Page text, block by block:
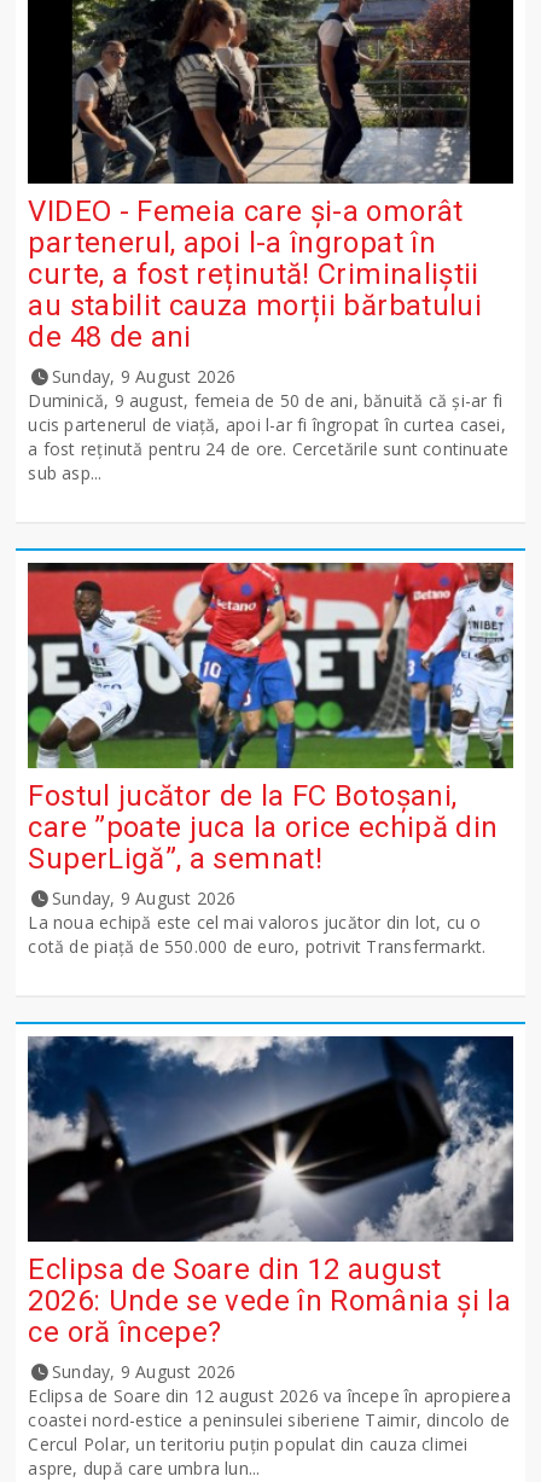
VIDEO - Femeia care și-a omorât
partenerul, apoi l-a îngropat în
curte, a fost reținută! Criminaliștii
au stabilit cauza morții bărbatului
de 48 de ani
Sunday, 9 August 2026
Duminică, 9 august, femeia de 50 de ani, bănuită că și-ar fi
ucis partenerul de viață, apoi l-ar fi îngropat în curtea casei,
a fost reținută pentru 24 de ore. Cercetările sunt continuate
sub asp...
Fostul jucător de la FC Botoșani,
care ”poate juca la orice echipă din
SuperLigă”, a semnat!
Sunday, 9 August 2026
La noua echipă este cel mai valoros jucător din lot, cu o
cotă de piață de 550.000 de euro, potrivit Transfermarkt.
Eclipsa de Soare din 12 august
2026: Unde se vede în România și la
ce oră începe?
Sunday, 9 August 2026
Eclipsa de Soare din 12 august 2026 va începe în apropierea
coastei nord-estice a peninsulei siberiene Taimir, dincolo de
Cercul Polar, un teritoriu puțin populat din cauza climei
aspre, după care umbra lun...